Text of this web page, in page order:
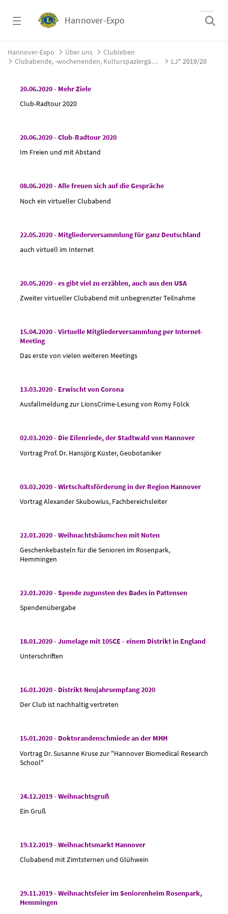
Hannover-Expo
LJ* 2019/20 - Hannover-Expo
Hannover-Expo Über uns
Clubleben
Clubabende, -wochenenden, Kulturspaziergänge und vieles mehr (* LJ = Lionsjahr von Juli bis Juni)
LJ* 2019/20
20.06.2020 - Mehr Ziele
Club-Radtour 2020
20.06.2020 - Club-Radtour 2020
Im Freien und mit Abstand
08.06.2020 - Alle freuen sich auf die Gespräche
Noch ein virtueller Clubabend
22.05.2020 - Mitgliederversammlung für ganz Deutschland
auch virtuell im Internet
20.05.2020 - es gibt viel zu erzählen, auch aus den USA
Zweiter virtueller Clubabend mit unbegrenzter Teilnahme
15.04.2020 - Virtuelle Mitgliederversammlung per Internet-
Meeting
Das erste von vielen weiteren Meetings
13.03.2020 - Erwischt von Corona
Ausfallmeldung zur LionsCrime-Lesung von Romy Fölck
02.03.2020 - Die Eilenriede, der Stadtwald von Hannover
Vortrag Prof. Dr. Hansjörg Küster, Geobotaniker
03.02.2020 - Wirtschaftsförderung in der Region Hannover
Vortrag Alexander Skubowius, Fachbereichsleiter
22.01.2020 - Weihnachtsbäumchen mit Noten
Geschenkebasteln für die Senioren im Rosenpark,
Hemmingen
22.01.2020 - Spende zugunsten des Bades in Pattensen
Spendenübergabe
18.01.2020 - Jumelage mit 105CE - einem Distrikt in England
Unterschriften
16.01.2020 - Distrikt-Neujahrsempfang 2020
Der Club ist nachhaltig vertreten
15.01.2020 - Doktorandenschmiede an der MHH
Vortrag Dr. Susanne Kruse zur "Hannover Biomedical Research
School"
24.12.2019 - Weihnachtsgruß
Ein Gruß
19.12.2019 - Weihnachtsmarkt Hannover
Clubabend mit Zimtsternen und Glühwein
29.11.2019 - Weihnachtsfeier im Seniorenheim Rosenpark,
Hemmingen